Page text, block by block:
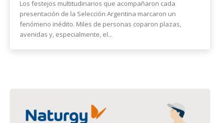
Los festejos multitudinarios que acompañaron cada
presentación de la Selección Argentina marcaron un
fenómeno inédito. Miles de personas coparon plazas,
avenidas y, especialmente, el...